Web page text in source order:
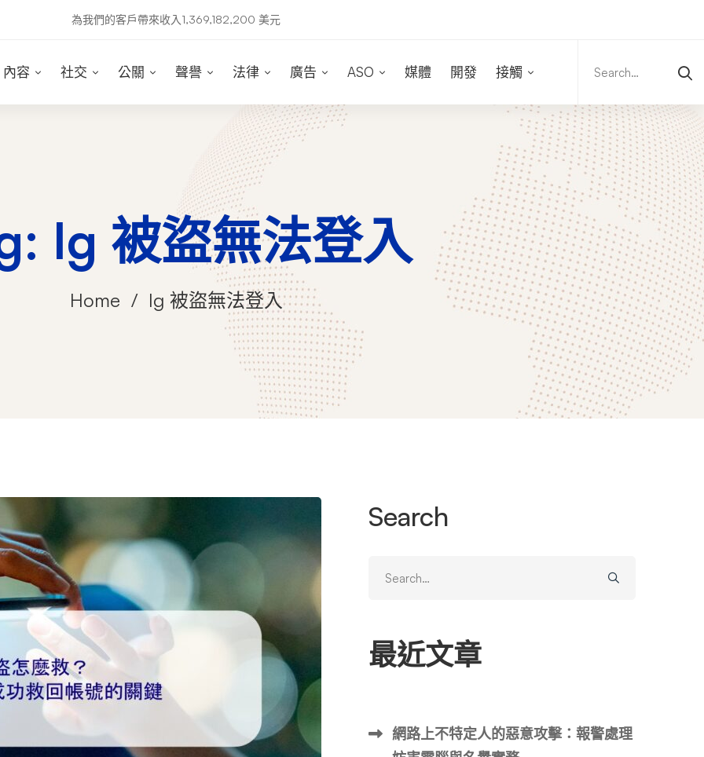
為我們的客戶帶來收入1,369,182,200 美元
內容 社交 公關 聲譽 法律 廣告 ASO 媒體 開發 接觸
for:
Ig 被盜無法登入
Home Ig 被盜無法登入
Search
for:
最近文章
網路上不特定人的惡意攻擊：報警處理